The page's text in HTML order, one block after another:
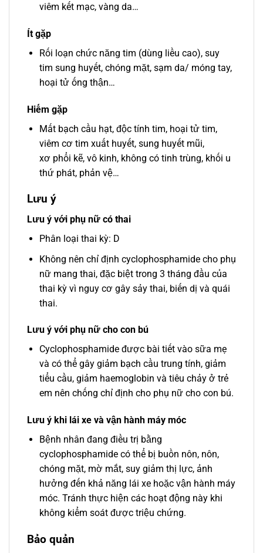
viêm kết mạc, vàng da…
Ít gặp
Rối loạn chức năng tim (dùng liều cao), suy
tim sung huyết, chóng mặt, sạm da/ móng tay,
hoại tử ống thận…
Hiếm gặp
Mất bạch cầu hạt, độc tính tim, hoại tử tim,
viêm cơ tim xuất huyết, sung huyết mũi,
xơ phổi kẽ, vô kinh, không có tinh trùng, khối u
thứ phát, phản vệ…
Lưu ý
Lưu ý với phụ nữ có thai
Phân loại thai kỳ: D
Không nên chỉ định cyclophosphamide cho phụ
nữ mang thai, đặc biệt trong 3 tháng đầu của
thai kỳ vì nguy cơ gây sảy thai, biến dị và quái
thai.
Lưu ý với phụ nữ cho con bú
Cyclophosphamide được bài tiết vào sữa mẹ
và có thể gây giảm bạch cầu trung tính, giảm
tiểu cầu, giảm haemoglobin và tiêu chảy ở trẻ
em nên chống chỉ định cho phụ nữ cho con bú.
Lưu ý khi lái xe và vận hành máy móc
Bệnh nhân đang điều trị bằng
cyclophosphamide có thể bị buồn nôn, nôn,
chóng mặt, mờ mắt, suy giảm thị lực, ảnh
hưởng đến khả năng lái xe hoặc vận hành máy
móc. Tránh thực hiện các hoạt động này khi
không kiểm soát được triệu chứng.
Bảo quản